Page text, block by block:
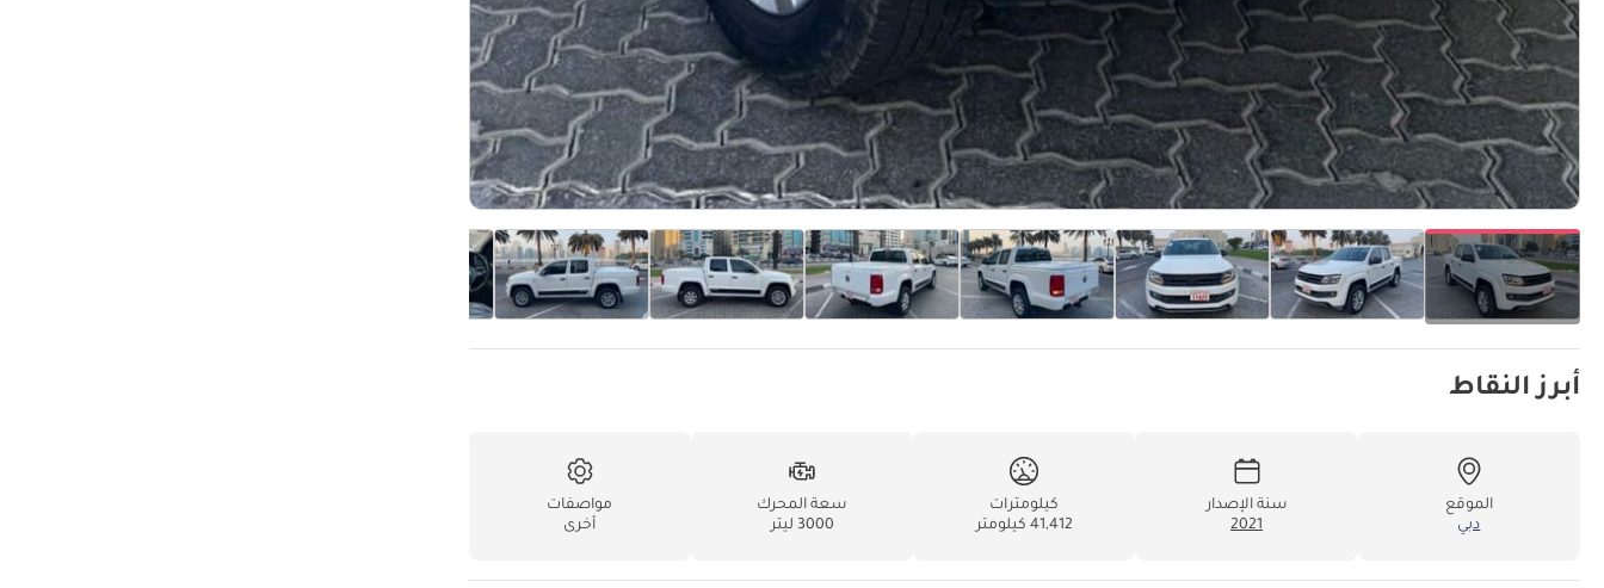
أبرز النقاط
الموقع
دبي
سنة الإصدار
2021
كيلومترات
41,412 كيلومتر
سعة المحرك
3000 ليتر
مواصفات
أخرى